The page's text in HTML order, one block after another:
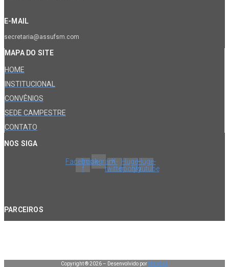
E-MAIL
secretaria@assufsm.com
MAPA DO SITE
HOME
INSTITUCIONAL
CONVÊNIOS
SEDE CAMPESTRE
CONTATO
NOS SIGA
Facebook-
f
InstagramX-
twitter
Huge-
spotify
Huge-
youtube
PARCEIROS
Copyright ® 2026 – Desenvolvido por Manduá